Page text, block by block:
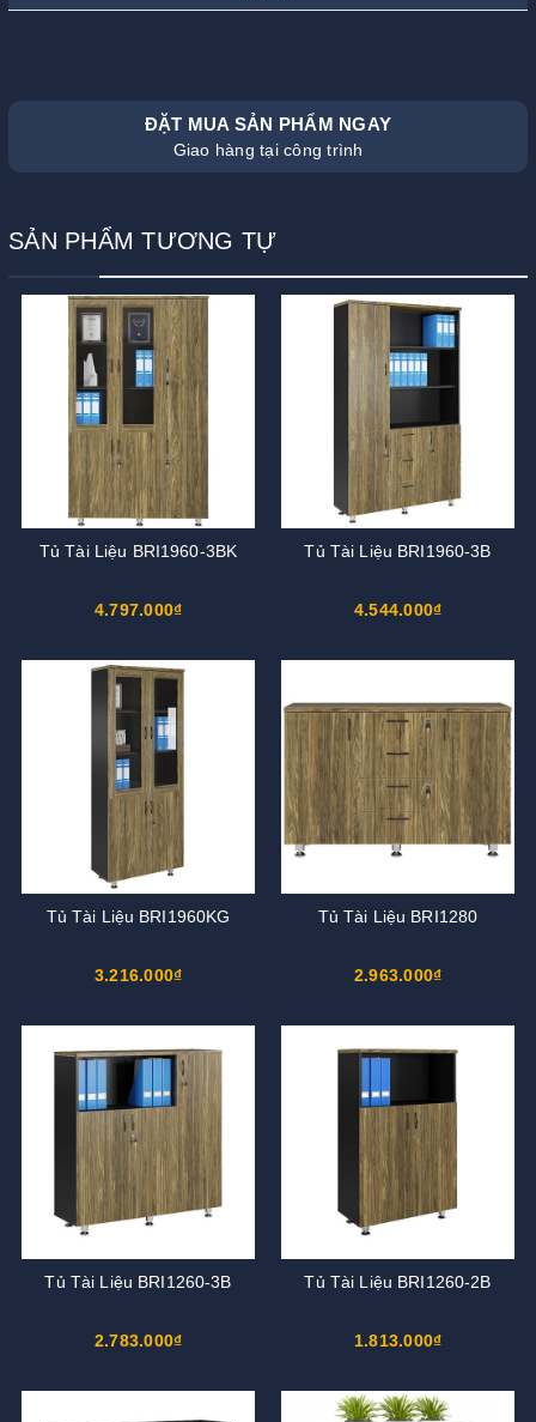
ĐẶT MUA SẢN PHẨM NGAY
Giao hàng tại công trình
SẢN PHẨM TƯƠNG TỰ
Tủ Tài Liệu BRI1960-3BK
4.797.000₫
Tủ Tài Liệu BRI1960-3B
4.544.000₫
Tủ Tài Liệu BRI1960KG
3.216.000₫
Tủ Tài Liệu BRI1280
2.963.000₫
Tủ Tài Liệu BRI1260-3B
2.783.000₫
Tủ Tài Liệu BRI1260-2B
1.813.000₫